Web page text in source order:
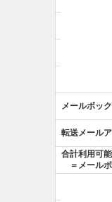
メールボッ
転送メール
合計利用可
＝メールボ